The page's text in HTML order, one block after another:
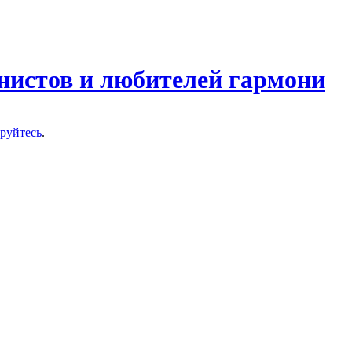
и любителей гармони
.